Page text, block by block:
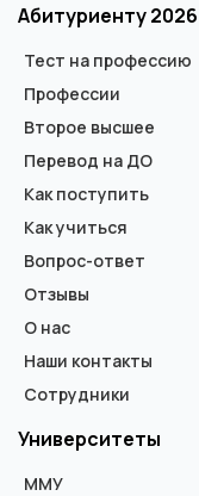
Абитуриенту 2026
Тест на профессию
Профессии
Второе высшее
Перевод на ДО
Как поступить
Как учиться
Вопрос-ответ
Отзывы
О нас
Наши контакты
Сотрудники
Университеты
ММУ